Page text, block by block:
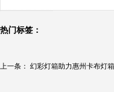
热门标签：
上一条： 幻彩灯箱助力惠州卡布灯